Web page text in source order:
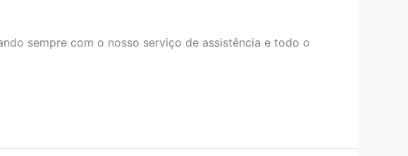
sempre com o nosso serviço de assistência e todo o